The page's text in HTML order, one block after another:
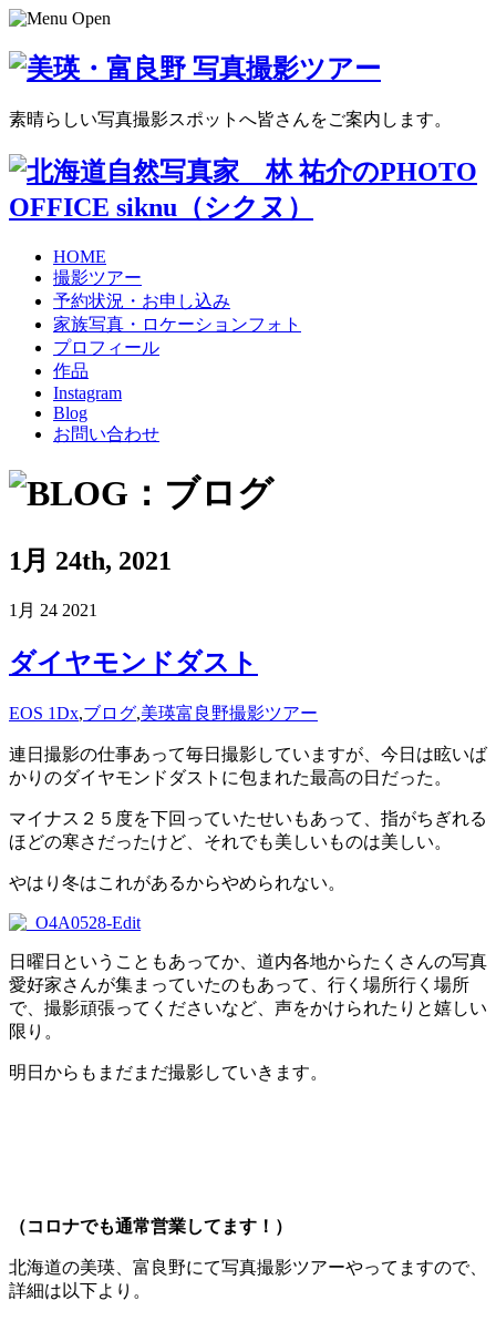
素晴らしい写真撮影スポットへ皆さんをご案内します。
HOME
撮影ツアー
予約状況・お申し込み
家族写真・ロケーションフォト
プロフィール
作品
Instagram
Blog
お問い合わせ
1月 24th, 2021
1月 24 2021
ダイヤモンドダスト
EOS 1Dx,ブログ,美瑛富良野撮影ツアー
連日撮影の仕事あって毎日撮影していますが、今日は眩いば
かりのダイヤモンドダストに包まれた最高の日だった。
マイナス２５度を下回っていたせいもあって、指がちぎれる
ほどの寒さだったけど、それでも美しいものは美しい。
やはり冬はこれがあるからやめられない。
日曜日ということもあってか、道内各地からたくさんの写真
愛好家さんが集まっていたのもあって、行く場所行く場所
で、撮影頑張ってくださいなど、声をかけられたりと嬉しい
限り。
明日からもまだまだ撮影していきます。
（コロナでも通常営業してます！）
北海道の美瑛、富良野にて写真撮影ツアーやってますので、
詳細は以下より。